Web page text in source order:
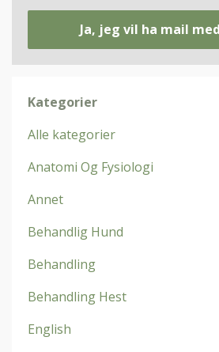
Ja, jeg vil ha mail
Kategorier
Alle kategorier
Anatomi Og Fysiologi
Annet
Behandlig Hund
Behandling
Behandling Hest
English